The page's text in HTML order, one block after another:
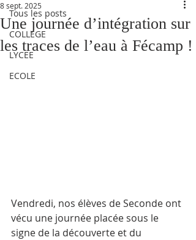
Tous les posts
COLLEGE
LYCEE
ECOLE
Une journée d’intégration sur
les traces de l’eau à Fécamp !
8 sept. 2025
Vendredi, nos élèves de Seconde ont
vécu une journée placée sous le
signe de la découverte et du